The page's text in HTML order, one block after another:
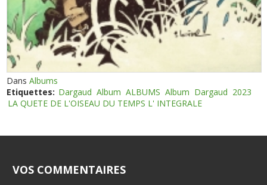
DansAlbums
Etiquettes: Dargaud Album ALBUMS Album Dargaud 2023
LA QUETE DE L'OISEAU DU TEMPS L' INTEGRALE
VOS COMMENTAIRES